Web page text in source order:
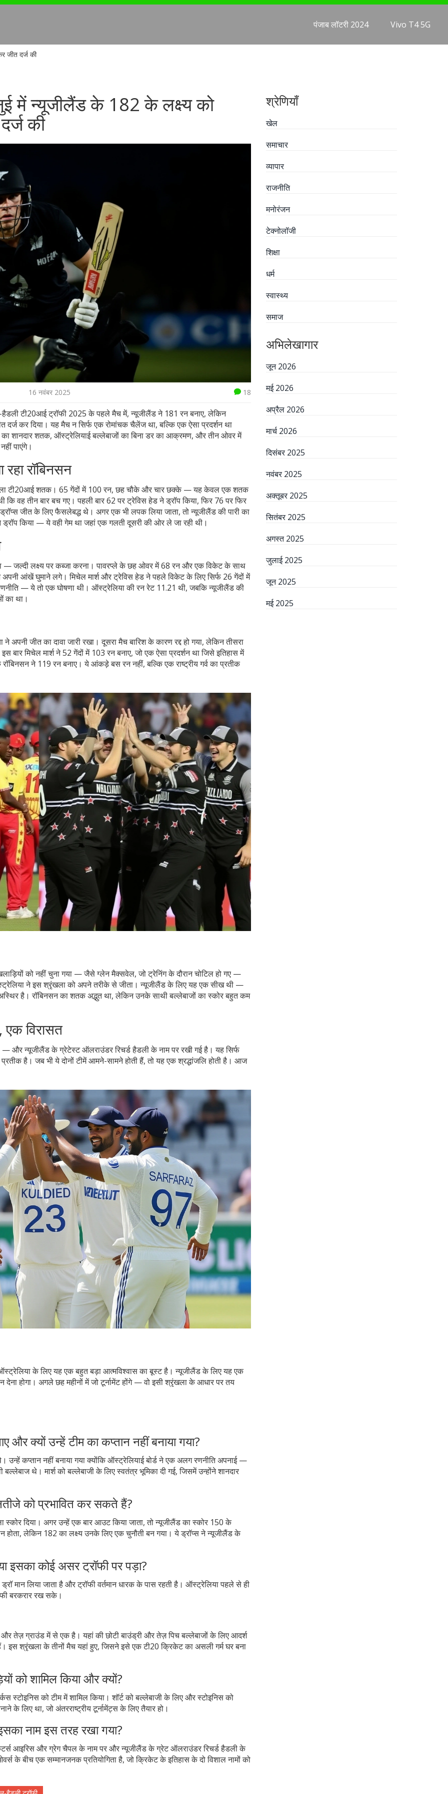
पंजाब लॉटरी 2024 Vivo T4 5G
जीत दर्ज की
में न्यूजीलैंड के 182 के लक्ष्य को
की
16 नवंबर 2025 18
टी20आई ट्रॉफी 2025के पहले मैच में,न्यूजीलैंडने 181 रन बनाए, लेकिन
कर दिया। यह मैच न सिर्फ एक रोमांचक चैलेंज था, बल्कि एक ऐसा प्रदर्शन था
का शानदार शतक, ऑस्ट्रेलियाई बल्लेबाजों का बिना डर का आक्रमण, और तीन ओवर में
पाएंगे।
रॉबिनसन
टी20आई शतक। 65 गेंदों में 100 रन, छह चौके और चार छक्के — यह केवल एक शतक
कि वह तीन बार बच गए। पहली बार 62 परट्रेविस हेडने ड्रॉप किया, फिर 76 पर फिर
जीत के लिए फैसलेबद्ध थे। अगर एक भी लपक लिया जाता, तो न्यूजीलैंड की पारी का
किया — ये वही गेम था जहां एक गलती दूसरी की ओर ले जा रही थी।
— जल्दी लक्ष्य पर कब्जा करना। पावरप्ले के छह ओवर में 68 रन और एक विकेट के साथ
अपनी आंखें घुमाने लगे।मिचेल मार्शऔरट्रेविस हेडने पहले विकेट के लिए सिर्फ 26 गेंदों में
— ये तो एक घोषणा थी। ऑस्ट्रेलिया की रन रेट 11.21 थी, जबकि न्यूजीलैंड की
का था।
जीत का दावा जारी रखा। दूसरा मैच बारिश के कारण रद्द हो गया, लेकिन तीसरा
बारमिचेल मार्शने 52 गेंदों में 103 रन बनाए, जो एक ऐसा प्रदर्शन था जिसे इतिहास में
ने 119 रन बनाए। ये आंकड़े बस रन नहीं, बल्कि एक राष्ट्रीय गर्व का प्रतीक
को नहीं चुना गया — जैसे ग्लेन मैक्सवेल, जो ट्रेनिंग के दौरान चोटिल हो गए —
ने इस श्रृंखला को अपने तरीके से जीता। न्यूजीलैंड के लिए यह एक सीख थी —
है। रॉबिनसन का शतक अद्भुत था, लेकिन उनके साथी बल्लेबाजों का स्कोर बहुत कम
विरासत
और न्यूजीलैंड के ग्रेटेस्ट ऑलराउंडर रिचर्ड हैडली के नाम पर रखी गई है। यह सिर्फ
है। जब भी ये दोनों टीमें आमने-सामने होती हैं, तो यह एक श्रद्धांजलि होती है। आज
ऑस्ट्रेलिया के लिए यह एक बहुत बड़ा आत्मविश्वास का बूस्ट है। न्यूजीलैंड के लिए यह एक
होगा। अगले छह महीनों में जो टूर्नामेंट होंगे — वो इसी श्रृंखला के आधार पर तय
क्यों उन्हें टीम का कप्तान नहीं बनाया गया?
कप्तान नहीं बनाया गया क्योंकि ऑस्ट्रेलियाई बोर्ड ने एक अलग रणनीति अपनाई —
थे। मार्श को बल्लेबाजी के लिए स्वतंत्र भूमिका दी गई, जिसमें उन्होंने शानदार
को प्रभावित कर सकते हैं?
दिया। अगर उन्हें एक बार आउट किया जाता, तो न्यूजीलैंड का स्कोर 150 के
लेकिन 182 का लक्ष्य उनके लिए एक चुनौती बन गया। ये ड्रॉप्स ने न्यूजीलैंड के
इसका कोई असर ट्रॉफी पर पड़ा?
मान लिया जाता है और ट्रॉफी वर्तमान धारक के पास रहती है। ऑस्ट्रेलिया पहले से ही
बरकरार रख सके।
तेज़ ग्राउंड में से एक है। यहां की छोटी बाउंड्री और तेज़ पिच बल्लेबाजों के लिए आदर्श
श्रृंखला के तीनों मैच यहां हुए, जिसने इसे एक टी20 क्रिकेट का असली गर्म घर बना
को शामिल किया और क्यों?
स्टोइनिस को टीम में शामिल किया। शॉर्ट को बल्लेबाजी के लिए और स्टोइनिस को
लिए था, जो अंतरराष्ट्रीय टूर्नामेंट्स के लिए तैयार हो।
नाम इस तरह रखा गया?
आइरिस और ग्रेग चैपल के नाम पर और न्यूजीलैंड के ग्रेट ऑलराउंडर रिचर्ड हैडली के
के बीच एक सम्मानजनक प्रतियोगिता है, जो क्रिकेट के इतिहास के दो विशाल नामों को
श्रेणियाँ
खेल
समाचार
व्यापार
राजनीति
मनोरंजन
टेक्नोलॉजी
शिक्षा
धर्म
स्वास्थ्य
समाज
अभिलेखागार
जून 2026
मई 2026
अप्रैल 2026
मार्च 2026
दिसंबर 2025
नवंबर 2025
अक्तूबर 2025
सितंबर 2025
अगस्त 2025
जुलाई 2025
जून 2025
मई 2025